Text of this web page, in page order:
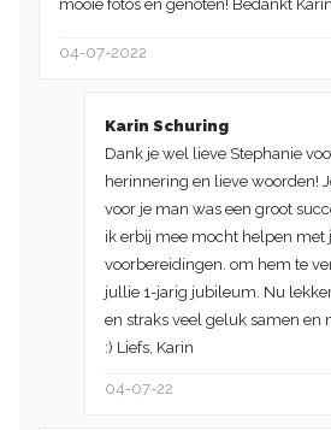
mooie fotos en genoten! Bedankt
04-07-2022
Karin Schuring
Dank je wel lieve Stephanie
herinnering en lieve woorden!
voor je man was een groot
ik erbij mee mocht helpen met
voorbereidingen. om hem te
jullie 1-jarig jubileum. Nu
en straks veel geluk samen en
:) Liefs, Karin
04-07-22